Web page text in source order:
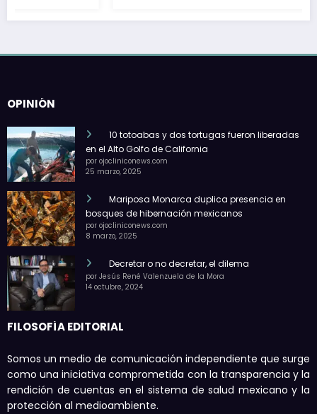
OPINIÓN
10 totoabas y dos tortugas fueron liberadas
en el Alto Golfo de California
por ojocliniconews.com
25 marzo, 2025
Mariposa Monarca duplica presencia en
bosques de hibernación mexicanos
por ojocliniconews.com
8 marzo, 2025
Decretar o no decretar, el dilema
por Jesús René Valenzuela de la Mora
14 octubre, 2024
FILOSOFÍA EDITORIAL
Somos un medio de comunicación independiente que surge
como una iniciativa comprometida con la transparencia y la
rendición de cuentas en el sistema de salud mexicano y la
protección al medioambiente.